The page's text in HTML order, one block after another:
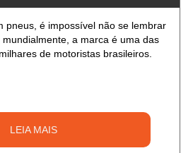
pneus, é impossível não se lembrar
a marca é uma das
de motoristas brasileiros.
LEIA MAIS